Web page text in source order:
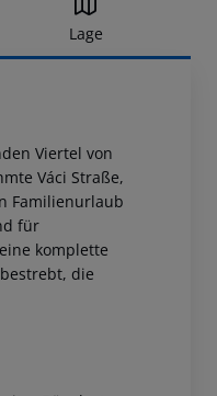
Lage
Viertel von
Váci Straße,
Familienurlaub
für
komplette
die